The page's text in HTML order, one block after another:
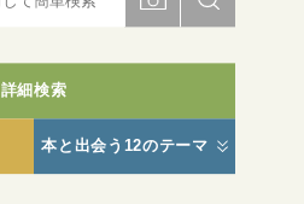
詳細検索
本と出会う12のテーマ